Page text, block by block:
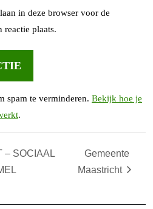
in deze browser voor de
reactie plaats.
spam te verminderen. Bekijk hoe je
.
– SOCIAAL
Gemeente
Maastricht